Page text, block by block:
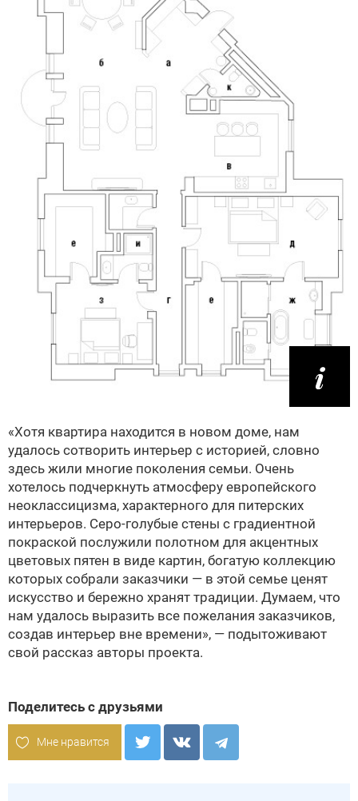
«Хотя квартира находится в новом доме, нам
удалось сотворить интерьер с историей, словно
здесь жили многие поколения семьи. Очень
хотелось подчеркнуть атмосферу европейского
неоклассицизма, характерного для питерских
интерьеров. Серо-голубые стены с градиентной
покраской послужили полотном для акцентных
цветовых пятен в виде картин, богатую коллекцию
которых собрали заказчики — в этой семье ценят
искусство и бережно хранят традиции. Думаем, что
нам удалось выразить все пожелания заказчиков,
создав интерьер вне времени», — подытоживают
свой рассказ авторы проекта.
Поделитесь с друзьями
Мне нравится